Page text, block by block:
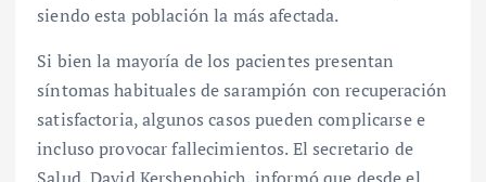
siendo esta población la más afectada.
Si bien la mayoría de los pacientes presentan
síntomas habituales de sarampión con recuperación
satisfactoria, algunos casos pueden complicarse e
incluso provocar fallecimientos. El secretario de
Salud, David Kershenobich, informó que desde el